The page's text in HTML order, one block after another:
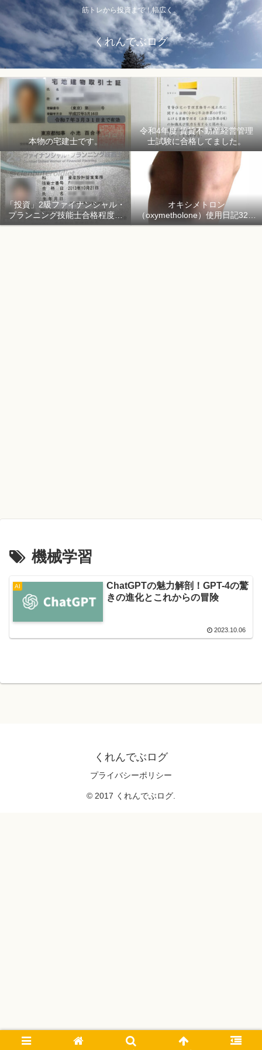
筋トレから投資まで！幅広く。
くれんでぶログ
本物の宅建士です。
令和4年度 賃貸不動産経営管理
士試験に合格してました。
「投資」2級ファイナンシャル・
プランニング技能士合格程度で
ようやく初心者「資産形成」
オキシメトロン
（oxymetholone）使用日記32日
目「骨格筋量増量開始150日目」
機械学習
AI
ChatGPTの魅力解剖！GPT-4の驚
きの進化とこれからの冒険
2023.10.06
くれんでぶログ
プライバシーポリシー
© 2017 くれんでぶログ.